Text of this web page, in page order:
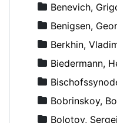
Benevich,
Benigsen,
Berkhin,
Biedermann,
Bischofssynode
Bobrinskoy,
Bolotov, Sergej